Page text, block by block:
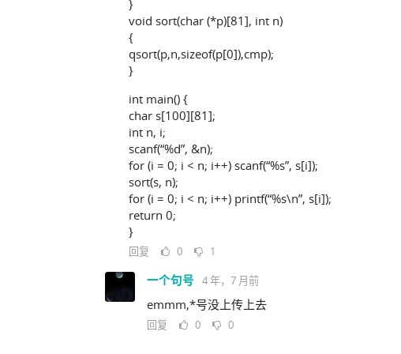
}
void sort(char (*p)[81], int n)
{
qsort(p,n,sizeof(p[0]),cmp);
}
int main() {
char s[100][81];
int n, i;
scanf(“%d”, &n);
for (i = 0; i < n; i++) scanf(“%s”, s[i]);
sort(s, n);
for (i = 0; i < n; i++) printf(“%s\n”, s[i]);
return 0;
}
回复 0 1
一个句号 4 年，7 月前
emmm,*号没上传上去
回复 0 0